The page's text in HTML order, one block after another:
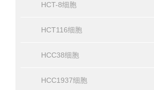
HCT-8细胞
HCT116细胞
HCC38细胞
HCC1937细胞